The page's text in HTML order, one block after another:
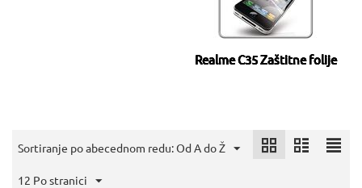
Realme C35 Zaštitne folije
Sortiranje po abecednom redu: Od A do Ž
12 Po stranici